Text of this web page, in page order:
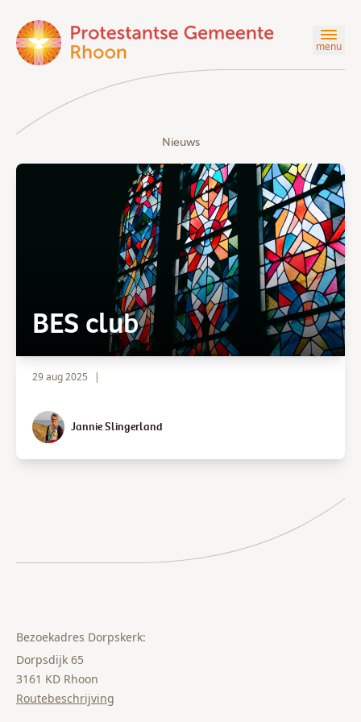
menu
Nieuws
BES club
29 aug 2025 |
Jannie Slingerland
Bezoekadres Dorpskerk:
Dorpsdijk 65
3161 KD Rhoon
Routebeschrijving